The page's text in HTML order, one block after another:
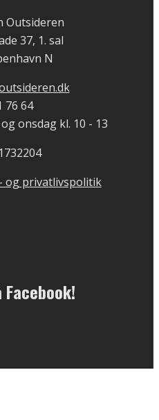
Outsideren
37, 1. sal
N
76 64
onsdag kl. 10 - 13
og privatlivspolitik
Facebook!